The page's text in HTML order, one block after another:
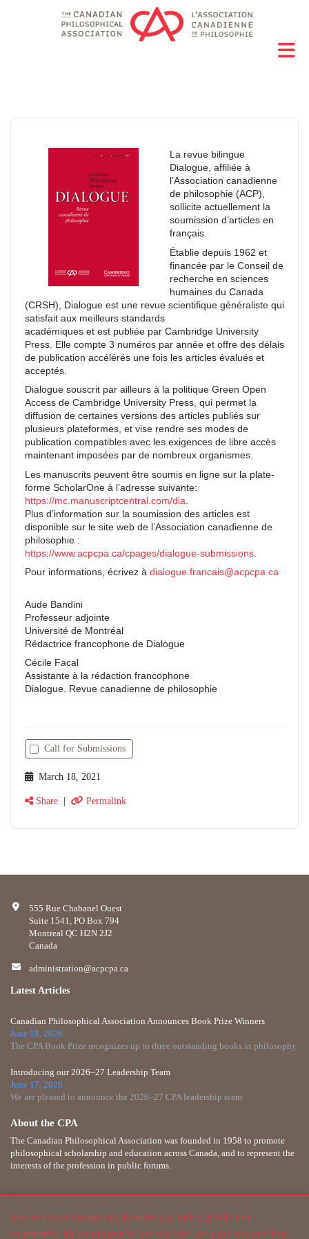
This site uses cookies to provide you with a great user
experience. By continuing to use our site, we shall assume that
La revue bilingue
Dialogue, affiliée à
l’Association canadienne
de philosophie (ACP),
sollicite actuellement la
soumission d’articles en
français.
Établie depuis 1962 et
financée par le Conseil de
recherche en sciences
humaines du Canada
(CRSH), Dialogue est une revue scientifique généraliste qui
satisfait aux meilleurs standards
académiques et est publiée par Cambridge University
Press. Elle compte 3 numéros par année et offre des délais
de publication accélérés une fois les articles évalués et
acceptés.
Dialogue souscrit par ailleurs à la politique Green Open
Access de Cambridge University Press, qui permet la
diffusion de certaines versions des articles publiés sur
plusieurs plateformes, et vise rendre ses modes de
publication compatibles avec les exigences de libre accès
maintenant imposées par de nombreux organismes.
Les manuscrits peuvent être soumis en ligne sur la plate-
forme ScholarOne à l’adresse suivante:
https://mc.manuscriptcentral.com/dia
Plus d’information sur la soumission des articles est
disponible sur le site web de l’Association canadienne de
philosophie :
https://www.acpcpa.ca/cpages/dialogue-submissions
Pour informations, écrivez à dialogue.francais@acpcpa.ca
Aude Bandini
Professeur adjointe
Université de Montréal
Rédactrice francophone de Dialogue
Cécile Facal
Assistante à la rédaction francophone
Dialogue. Revue canadienne de philosophie
Call for Submissions
March 18, 2021
Share | Permalink
555 Rue Chabanel Ouest
Suite 1541, PO Box 794
Montreal QC H2N 2J2
Canada
administration@acpcpa.ca
Latest Articles
Canadian Philosophical Association Announces Book Prize Winners
June 18, 2026
The CPA Book Prize recognizes up to three outstanding books in philosophy
Introducing our 2026–27 Leadership Team
June 17, 2026
We are pleased to announce the 2026–27 CPA leadership team
About the CPA
The Canadian Philosophical Association was founded in 1958 to promote
philosophical scholarship and education across Canada, and to represent the
interests of the profession in public forums.